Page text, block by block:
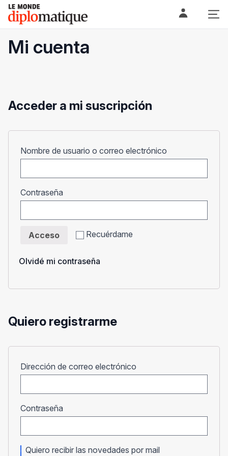
Skip
content
Le monde diplomatique
Mi cuenta
Acceder a mi suscripción
Nombre de usuario o correo electrónico
Contraseña
Recuérdame
Acceso
Olvidé mi contraseña
Quiero registrarme
Dirección de correo electrónico
Contraseña
Quiero recibir las novedades por mail